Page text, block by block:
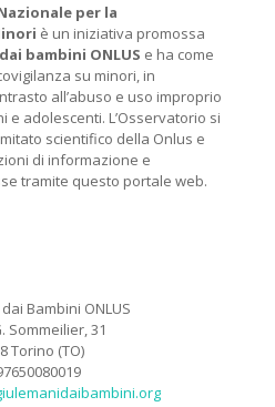
per la
è un iniziativa promossa
bambini ONLUS e ha come
su minori, in
all’abuso e uso improprio
e adolescenti. L’Osservatorio si
scientifico della Onlus e
di informazione e
tramite questo portale web.
Bambini ONLUS
Sommeilier, 31
Torino (TO)